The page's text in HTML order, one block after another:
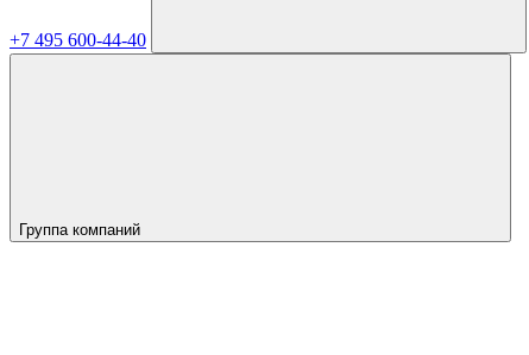
+7 495 600-44-40
Группа компаний